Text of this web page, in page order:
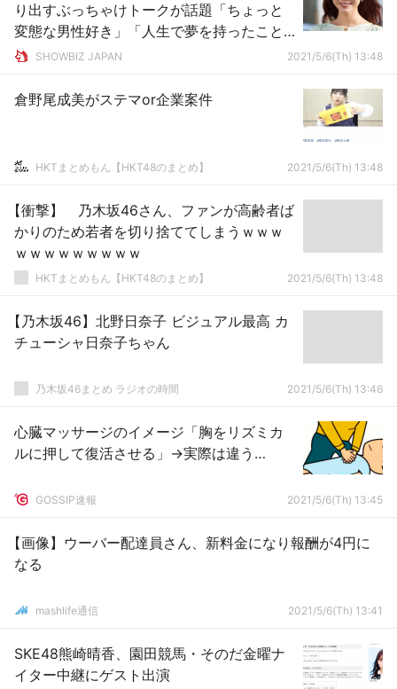
り出すぶっちゃけトークが話題「ちょっと
変態な男性好き」「人生で夢を持ったこと
ない」SHOWBIZ JAPAN 2021/5/6(Th) 13:48
倉野尾成美がステマor企業案件
HKTまとめもん【HKT48のまとめ】 2021/5/6(Th) 13:48
【衝撃】 乃木坂46さん、ファンが高齢者ば
かりのため若者を切り捨ててしまうｗｗｗ
ｗｗｗｗｗｗｗｗｗ
HKTまとめもん【HKT48のまとめ】 2021/5/6(Th) 13:48
【乃木坂46】北野日奈子 ビジュアル最高 カ
チューシャ日奈子ちゃん
乃木坂46まとめ ラジオの時間 2021/5/6(Th) 13:46
心臓マッサージのイメージ「胸をリズミカ
ルに押して復活させる」→実際は違う…
GOSSIP速報 2021/5/6(Th) 13:45
【画像】ウーバー配達員さん、新料金になり報酬が4円に
なる
mashlife通信 2021/5/6(Th) 13:41
SKE48熊崎晴香、園田競馬・そのだ金曜ナ
イター中継にゲスト出演